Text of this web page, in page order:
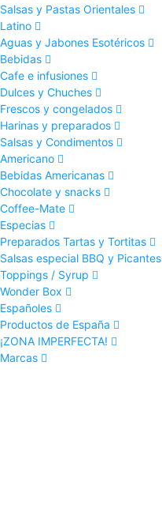
Salsas y Pastas Orientales
Latino
Aguas y Jabones Esotéricos
Bebidas
Cafe e infusiones
Dulces y Chuches
Frescos y congelados
Harinas y preparados
Salsas y Condimentos
Americano
Bebidas Americanas
Chocolate y snacks
Coffee-Mate
Especias
Preparados Tartas y Tortitas
Salsas especial BBQ y Picantes
Toppings / Syrup
Wonder Box
Españoles
Productos de España
¡ZONA IMPERFECTA!
Marcas